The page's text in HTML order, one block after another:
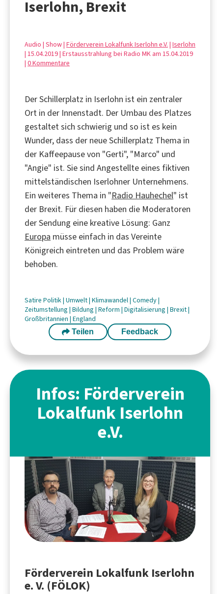
Iserlohn, Brexit
Audio | Show | Förderverein Lokalfunk Iserlohn e.V. | Iserlohn
| 15.04.2019 | Erstausstrahlung bei Radio MK am 15.04.2019
| 0 Kommentare
Der Schillerplatz in Iserlohn ist ein zentraler
Ort in der Innenstadt. Der Umbau des Platzes
gestaltet sich schwierig und so ist es kein
Wunder, dass der neue Schillerplatz Thema in
der Kaffeepause von "Gerti", "Marco" und
"Angie" ist. Sie sind Angestellte eines fiktiven
mittelständischen Iserlohner Unternehmens.
Ein weiteres Thema in "Radio Hauhechel" ist
der Brexit. Für diesen haben die Moderatoren
der Sendung eine kreative Lösung: Ganz
Europa müsse einfach in das Vereinte
Königreich eintreten und das Problem wäre
behoben.
Satire Politik| Umwelt| Klimawandel| Comedy|
Zeitumstellung | Bildung | Reform | Digitalisierung | Brexit|
Großbritannien | England
Teilen Feedback
Infos: Förderverein
Lokalfunk Iserlohn
e.V.
Förderverein Lokalfunk Iserlohn
e. V. (FÖLOK)